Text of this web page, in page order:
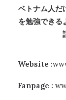
ベトナム人だ
を勉強でき
Website :
Fanpage :